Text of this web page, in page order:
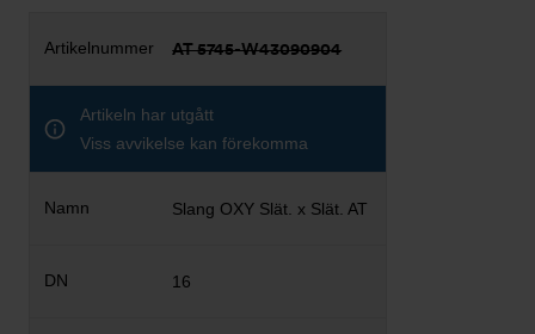
AT 5745-W43090904
Artikeln har utgått
Viss avvikelse kan förekomma
Slang OXY Slät. x Slät. AT
16